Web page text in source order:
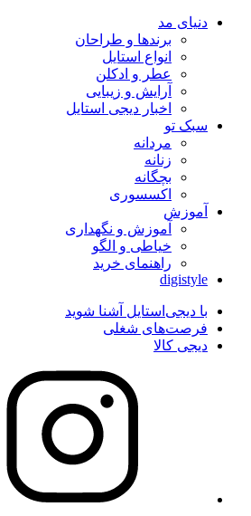
دنیای مد
برندها و طراحان
انواع استایل
عطر و ادکلن
آرایش و زیبایی
اخبار دیجی استایل
سبک تو
مردانه
زنانه
بچگانه
اکسسوری
آموزش
آموزش و نگهداری
خیاطی و الگو
راهنمای خرید
digistyle
با دیجی‌استایل آشنا شوید
فرصت‌های شغلی
دیجی کالا